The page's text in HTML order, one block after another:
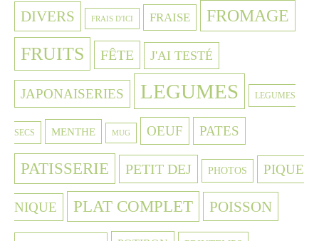
DIVERS FRAIS D'ICI FRAISE FROMAGE
FRUITS FÊTE J'AI TESTÉ
JAPONAISERIES LEGUMES LEGUMES
SECS MENTHE MUG OEUF PATES
PATISSERIE PETIT DEJ PHOTOS PIQUE
NIQUE PLAT COMPLET POISSON